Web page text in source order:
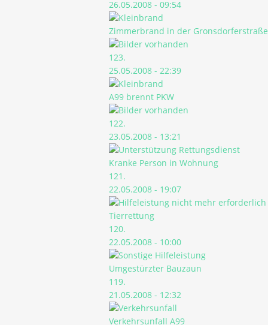
26.05.2008 - 09:54
Zimmerbrand in der Gronsdorferstraße
123.
25.05.2008 - 22:39
A99 brennt PKW
122.
23.05.2008 - 13:21
Kranke Person in Wohnung
121.
22.05.2008 - 19:07
Tierrettung
120.
22.05.2008 - 10:00
Umgestürzter Bauzaun
119.
21.05.2008 - 12:32
Verkehrsunfall A99